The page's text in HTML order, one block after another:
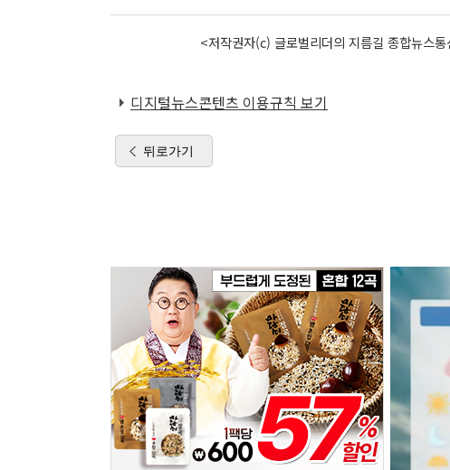
<저작권자(c) 글로벌리더의 지름길 종합뉴스
디지털뉴스콘텐츠 이용규칙 보기
뒤로가기